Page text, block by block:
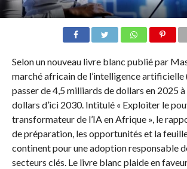
Selon un nouveau livre blanc publié par
marché africain de l’intelligence
passer de 4,5 milliards de dollars en 2025
dollars d’ici 2030. Intitulé « Exploiter le
transformateur de l’IA en Afrique », le
de préparation, les opportunités et la
continent pour une adoption responsable
secteurs clés. Le livre blanc plaide en faveur